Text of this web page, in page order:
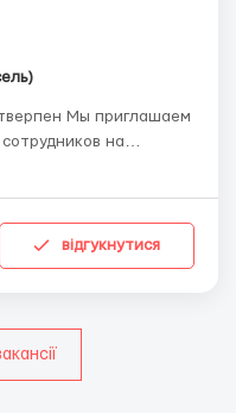
на
Предприятие
европейских
відгукнутися